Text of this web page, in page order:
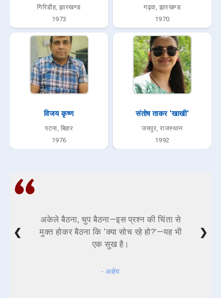
गिरिडीह, झारखण्ड
1973
गढ़वा, झारखण्ड
1970
विजय कृष्ण
पटना, बिहार
1976
संतोष ताकर 'खाखी'
जयपुर, राजस्थान
1992
अकेले बैठना, चुप बैठना—इस प्रश्न की चिंता से
मुक्त होकर बैठना कि ‘क्या सोच रहे हो?’—यह भी
एक सुख है।
- अज्ञेय
❮ ❯